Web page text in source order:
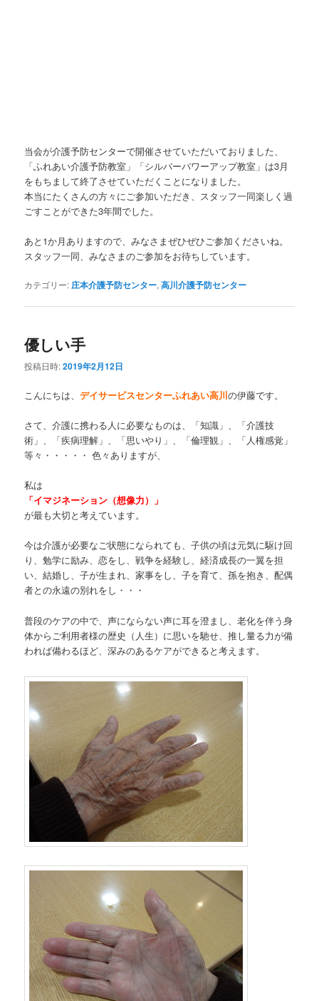
当会が介護予防センターで開催させていただいておりました、
「ふれあい介護予防教室」「シルバーパワーアップ教室」は3月
をもちまして終了させていただくことになりました。
本当にたくさんの方々にご参加いただき、スタッフ一同楽しく過
ごすことができた3年間でした。
あと1か月ありますので、みなさまぜひぜひご参加くださいね。
スタッフ一同、みなさまのご参加をお待ちしています。
カテゴリー:庄本介護予防センター,高川介護予防センター
優しい手
投稿日時:2019年2月12日
こんにちは、デイサービスセンターふれあい高川の伊藤です。
さて、介護に携わる人に必要なものは、「知識」、「介護技
術」、「疾病理解」、「思いやり」、「倫理観」、「人権感覚」
等々・・・・・ 色々ありますが、
私は
「イマジネーション（想像力）」
が最も大切と考えています。
今は介護が必要なご状態になられても、子供の頃は元気に駆け回
り、勉学に励み、恋をし、戦争を経験し、経済成長の一翼を担
い、結婚し、子が生まれ、家事をし、子を育て、孫を抱き、配偶
者との永遠の別れをし・・・
普段のケアの中で、声にならない声に耳を澄まし、老化を伴う身
体からご利用者様の歴史（人生）に思いを馳せ、推し量る力が備
われば備わるほど、深みのあるケアができると考えます。